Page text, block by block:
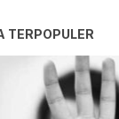
TERPOPULER